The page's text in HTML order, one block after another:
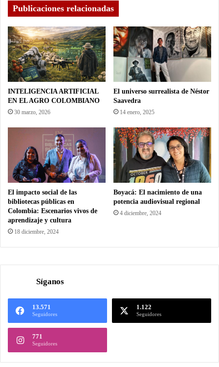
Publicaciones relacionadas
INTELIGENCIA ARTIFICIAL
EN EL AGRO COLOMBIANO
30 marzo, 2026
El universo surrealista de Néstor
Saavedra
14 enero, 2025
El impacto social de las
bibliotecas públicas en
Colombia: Escenarios vivos de
aprendizaje y cultura
18 diciembre, 2024
Boyacá: El nacimiento de una
potencia audiovisual regional
4 diciembre, 2024
Síganos
13.571
Seguidores
1.122
Seguidores
771
Seguidores